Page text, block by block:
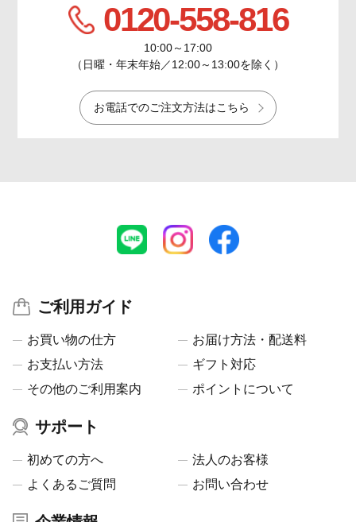
0120-558-816
10:00～17:00
（日曜・年末年始／12:00～13:00を除く）
お電話でのご注文方法はこちら
ご利用ガイド
お買い物の仕方
お届け方法・配送料
お支払い方法
ギフト対応
その他のご利用案内
ポイントについて
サポート
初めての方へ
法人のお客様
よくあるご質問
お問い合わせ